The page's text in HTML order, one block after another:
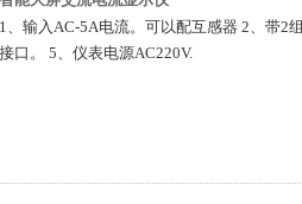
1、输入AC-5A电流。可以配互感器 2、带2
接口。 5、仪表电源AC220V.